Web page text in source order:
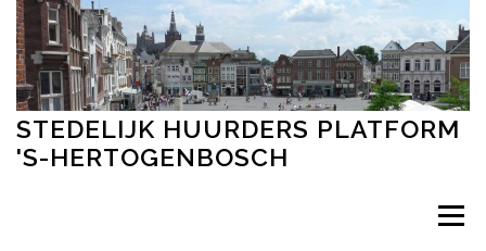
naar
inhoud
STEDELIJK HUURDERS PLATFORM
'S-HERTOGENBOSCH
Menu